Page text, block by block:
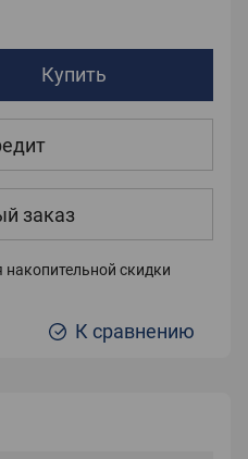
Купить
заказ
скидки
К сравнению